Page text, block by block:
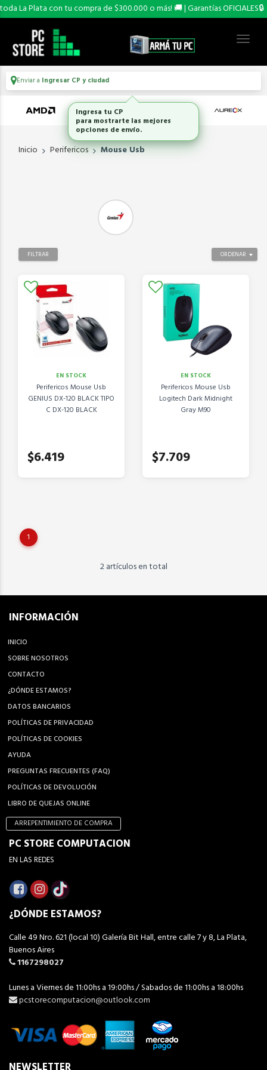
La Plata con tu compra de $300.000 o más! 🚚 | Garantías OFICIALES🔒
Enviar a Ingresar CP y ciudad
Inicio Perifericos Mouse Usb
ORDENAR
FILTRAR
EN STOCK
Perifericos Mouse Usb
GENIUS DX-120 BLACK TIPO
C DX-120 BLACK
$6.419
EN STOCK
Perifericos Mouse Usb
Logitech Dark Midnight
Gray M90
$7.709
1
2 artículos en total
INFORMACIÓN
INICIO
SOBRE NOSOTROS
CONTACTO
¿DÓNDE ESTAMOS?
DATOS BANCARIOS
POLÍTICAS DE PRIVACIDAD
POLÍTICAS DE COOKIES
AYUDA
PREGUNTAS FRECUENTES (FAQ)
POLÍTICAS DE DEVOLUCIÓN
LIBRO DE QUEJAS ONLINE
ARREPENTIMIENTO DE COMPRA
PC STORE COMPUTACION
EN LAS REDES
¿DÓNDE ESTAMOS?
Calle 49 Nro. 621 (local 10) Galería Bit Hall, entre calle 7 y 8, La Plata,
Buenos Aires
1167298027
Lunes a Viernes de 11:00hs a 19:00hs / Sabados de 11:00hs a 18:00hs
pcstorecomputacion@outlook.com
Ingresa tu CP
para mostrarte las mejores
opciones de envío.